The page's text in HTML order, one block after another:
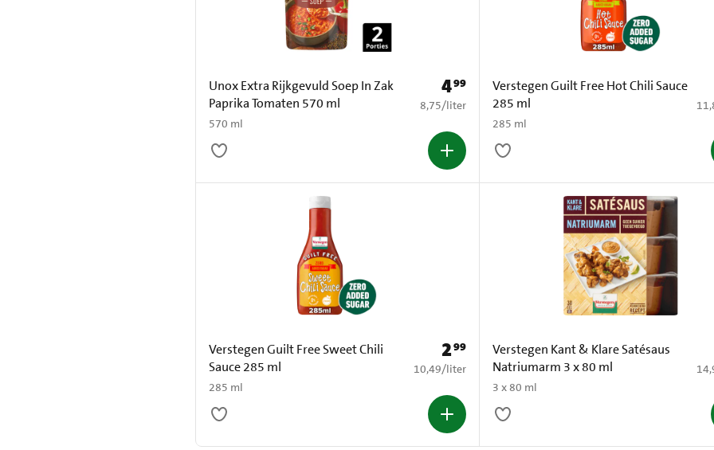
Unox Extra Rijkgevuld Soep In Zak
Paprika Tomaten 570 ml
570 ml
Prijs: € 4,99
499
€ 8,75 per liter
8,75/liter
Verstegen Guilt Free Hot Chili Sauce
285 ml
285 ml
€
Verstegen Guilt Free Sweet Chili
Sauce 285 ml
285 ml
Prijs: € 2,99
299
€ 10,49 per liter
10,49/liter
Verstegen Kant & Klare Satésaus
Natriumarm 3 x 80 ml
3 x 80 ml
€